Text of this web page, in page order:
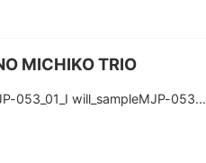
MICHIKO TRIO
053_01_I will_sampleMJP-053...